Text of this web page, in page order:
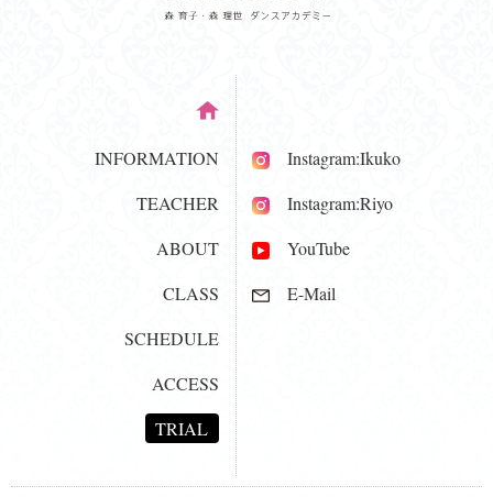
INFORMATION
TEACHER
ABOUT
CLASS
SCHEDULE
ACCESS
TRIAL
Instagram:Ikuko
Instagram:Riyo
YouTube
E-Mail